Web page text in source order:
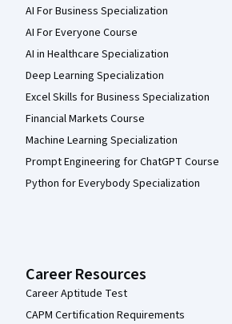
AI For Business Specialization
AI For Everyone Course
AI in Healthcare Specialization
Deep Learning Specialization
Excel Skills for Business Specialization
Financial Markets Course
Machine Learning Specialization
Prompt Engineering for ChatGPT Course
Python for Everybody Specialization
Career Resources
Career Aptitude Test
CAPM Certification Requirements